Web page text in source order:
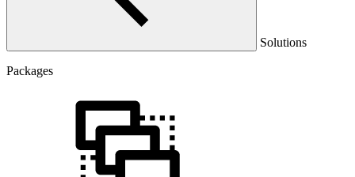
Solutions
Packages